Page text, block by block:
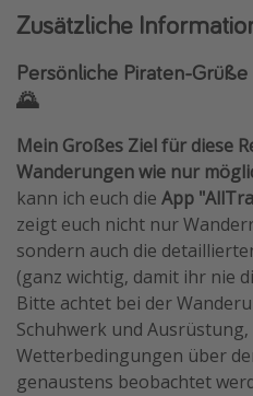
Zusätzliche
Persönliche Piraten-
🌄
Mein Großes Ziel für diese
Wanderungen wie nur
kann ich euch die App
zeigt euch nicht nur
sondern auch die
(ganz wichtig, damit ihr nie
Bitte achtet bei der
Schuhwerk und Ausrüstung,
Wetterbedingungen über
genaustens beobachtet